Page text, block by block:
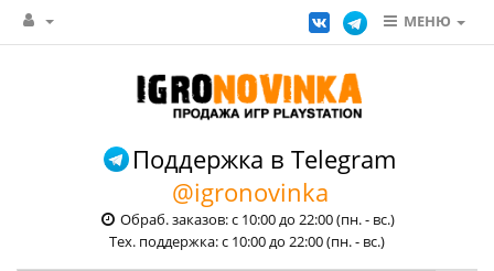
МЕНЮ
Поддержка в Telegram
@igronovinka
Обраб. заказов: с 10:00 до 22:00 (пн. - вс.)
Тех. поддержка: с 10:00 до 22:00 (пн. - вс.)